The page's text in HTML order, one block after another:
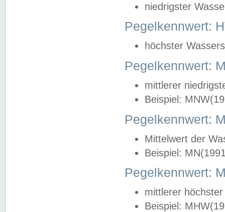
niedrigster
Pegelkennwert:
höchster
Pegelkennwert:
mittlerer
Beispiel:
Pegelkennwert:
Mittelwert der
Beispiel:
Pegelkennwert:
mittlerer
Beispiel: